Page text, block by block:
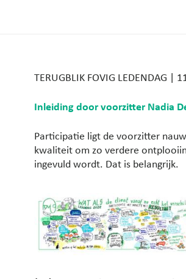
TERUGBLIK FOVIG LEDENDAG |
Inleiding door voorzitter Nadia
Participatie ligt de voorzitter
kwaliteit om zo verdere
ingevuld wordt. Dat is belangrijk.